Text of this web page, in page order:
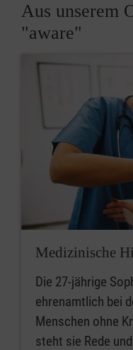
Aus unserem
"aware"
Medizinische
Die 27-jährige
ehrenamtlich bei
Menschen ohne
steht sie Rede